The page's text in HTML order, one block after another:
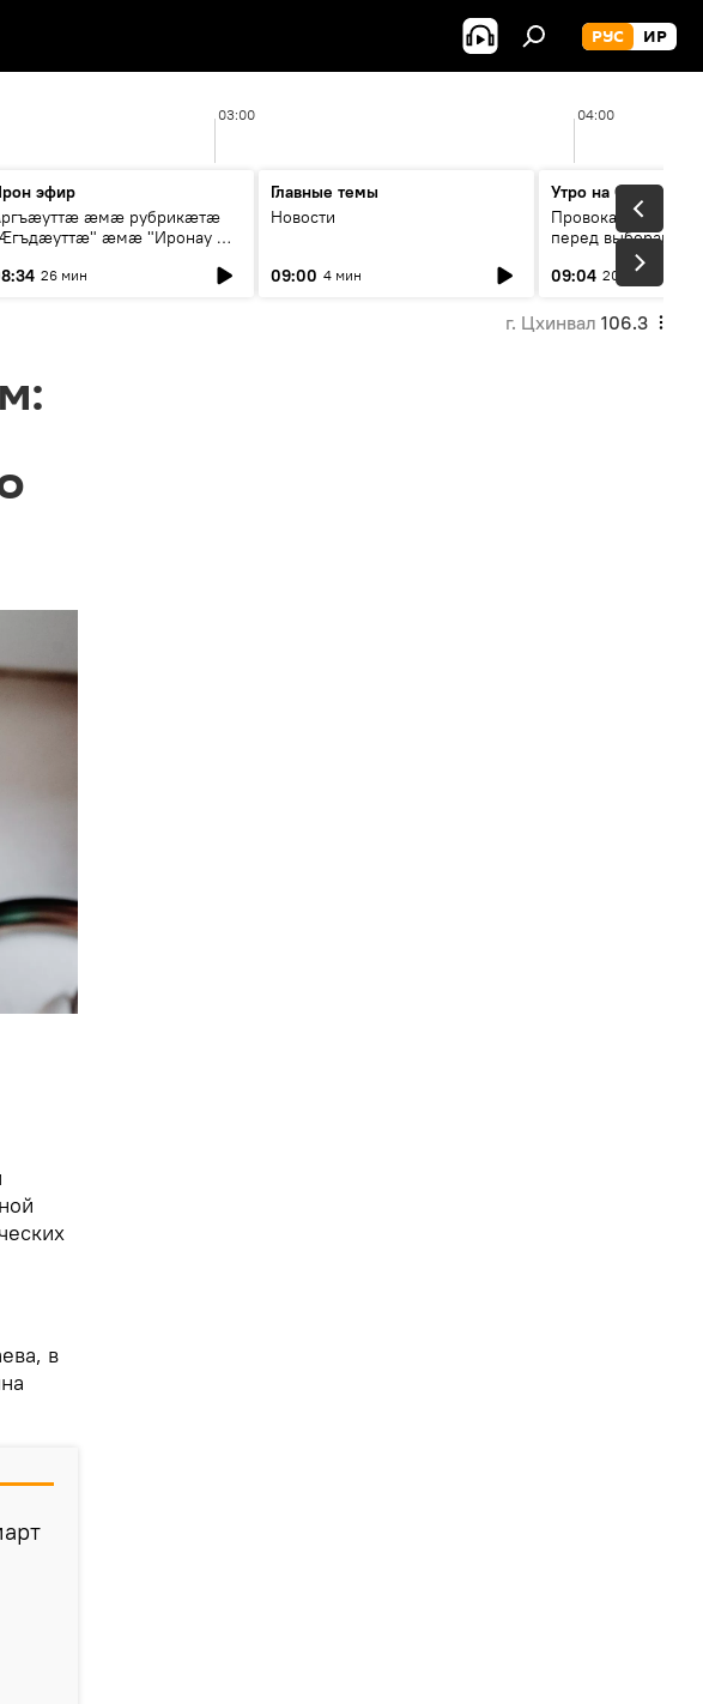
РУС ИР
03:00 04:00
эфир
æмæ рубрикæтæ
æмæ "Иронау æй
26 мин
Главные темы
Новости
09:00 4 мин
Утро на Спутнике
Провокации со
перед выборами в
09:04 20 мин
г. Цхинвал 106.3
в